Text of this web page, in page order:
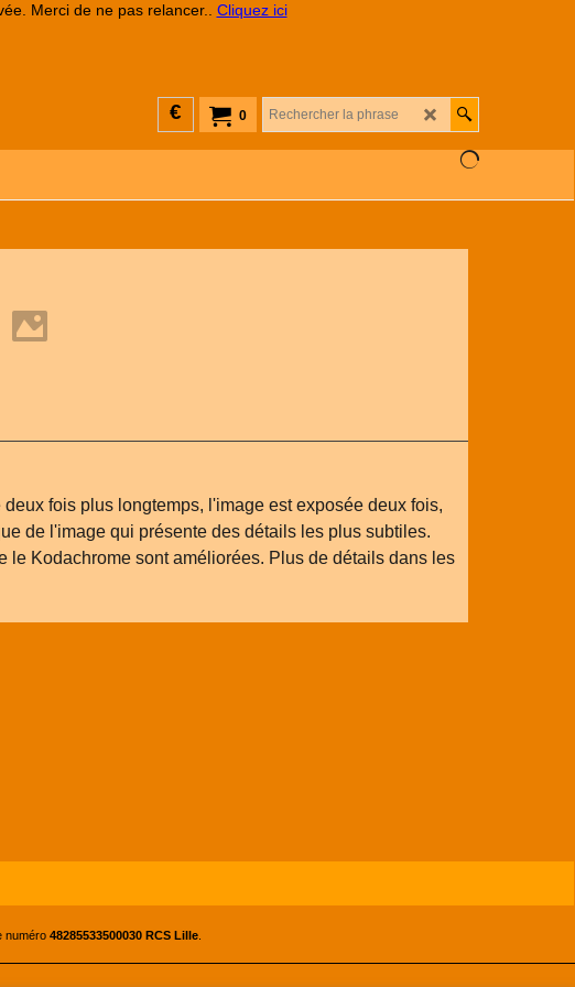
Merci de ne pas relancer.. Cliquez ici
0
€
fois plus longtemps, l'image est exposée deux fois,
de l'image qui présente des détails les plus subtiles.
Kodachrome sont améliorées. Plus de détails dans les
numéro 48285533500030 RCS Lille